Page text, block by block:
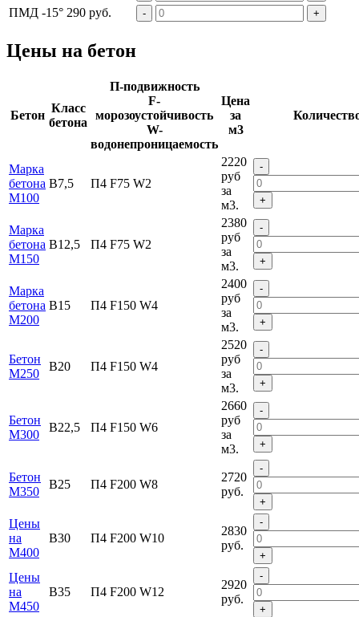
ПМД -15° 290 руб. - +
Цены на бетон
Бетон
Класс
бетона
П-подвижность
F-
морозоустойчивость
W-
водонепроницаемость
Цена
за
м3
Марка
бетона
М100
В7,5 П4 F75 W2
2220
руб
за
м3.
-
+
Марка
бетона
М150
В12,5 П4 F75 W2
2380
руб
за
м3.
-
+
Марка
бетона
M200
В15 П4 F150 W4
2400
руб
за
м3.
-
+
Бетон
М250
В20 П4 F150 W4
2520
руб
за
м3.
-
+
Бетон
М300
В22,5 П4 F150 W6
2660
руб
за
м3.
-
+
Бетон
М350
В25 П4 F200 W8
2720
руб.
-
+
Цены
на
М400
В30 П4 F200 W10
2830
руб.
-
+
Цены
на
М450
В35 П4 F200 W12
2920
руб.
-
+